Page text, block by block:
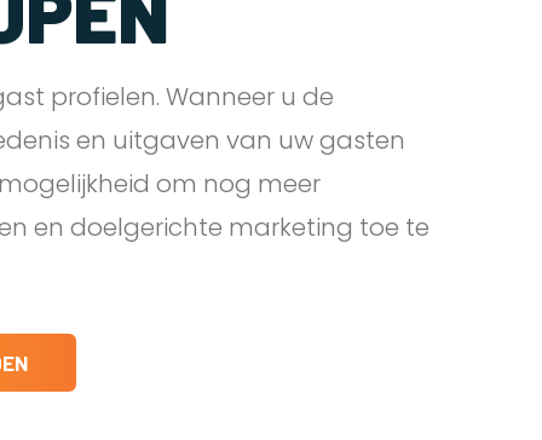
profielen. Wanneer u de
en uitgaven van uw gasten
om nog meer
en doelgerichte marketing toe te